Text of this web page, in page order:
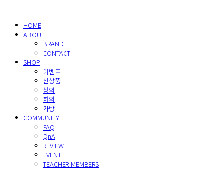
HOME
ABOUT
BRAND
CONTACT
SHOP
이벤트
신상품
상의
하의
가방
COMMUNITY
FAQ
QnA
REVIEW
EVENT
TEACHER MEMBERS